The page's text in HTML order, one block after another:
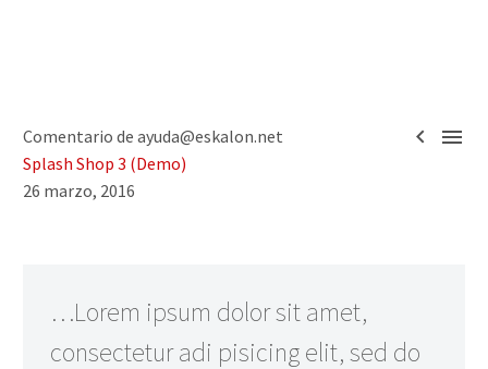
 
Comentario de ayuda@eskalon.net
Splash Shop 3 (Demo)
26 marzo, 2016
…Lorem ipsum dolor sit amet,
consectetur adi pisicing elit, sed do